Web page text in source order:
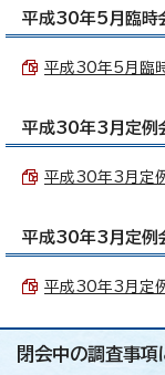
平成30年5月臨時
平成30年5月臨
平成30年3月定例
平成30年3月定
平成30年3月定例
平成30年3月定
閉会中の調査事項